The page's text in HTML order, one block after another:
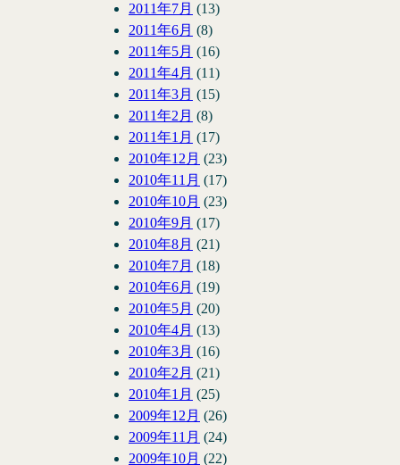
2011年7月 (13)
2011年6月 (8)
2011年5月 (16)
2011年4月 (11)
2011年3月 (15)
2011年2月 (8)
2011年1月 (17)
2010年12月 (23)
2010年11月 (17)
2010年10月 (23)
2010年9月 (17)
2010年8月 (21)
2010年7月 (18)
2010年6月 (19)
2010年5月 (20)
2010年4月 (13)
2010年3月 (16)
2010年2月 (21)
2010年1月 (25)
2009年12月 (26)
2009年11月 (24)
2009年10月 (22)